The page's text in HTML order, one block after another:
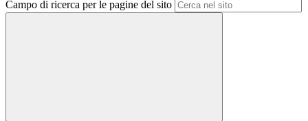
Campo di ricerca per le pagine del sito